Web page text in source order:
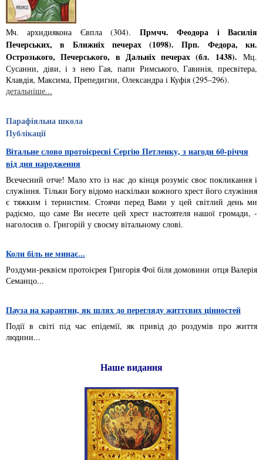
Мч. архидиякона Євпла (304).Прмчч. Феодора i Василiя
Печерських, в Ближнiх печерах (1098). Прп. Федора, кн.
Острозького, Печерського, в Дальнiх печерах (бл. 1438). Мц.
Сусанни, дiви, i з нею Гая, папи Римського, Гави­нiя, пресвiтера,
Клавдiя, Максима, Препедигни, Олександра i Куфiя (295–296).
детальніше...
Парафіяльна школа
Публікації
Вітальне слово протоієреєві Сергію Петленку, з нагоди 60-річчя
від дня народження
Всечесний отче! Мало хто із нас до кінця розуміє своє покликання і
служіння. Тільки Богу відомо наскільки кожного хрест його служіння
є тяжким і тернистим. Стоячи перед Вами у цей світлий день ми
радіємо, що саме Ви несете цей хрест настоятеля нашої громади, -
наголосив о. Григорій у своєму вітальному слові.
Коли біль не минає...
Роздуми-реквієм протоієрея Григорія Фої біля домовини отця Валерія
Семанцо...
Пауза на карантин, як шлях до перегляду життєвих цінностей
Події в світі під час епідемії, як привід до роздумів про життя
людини...
Наше видання